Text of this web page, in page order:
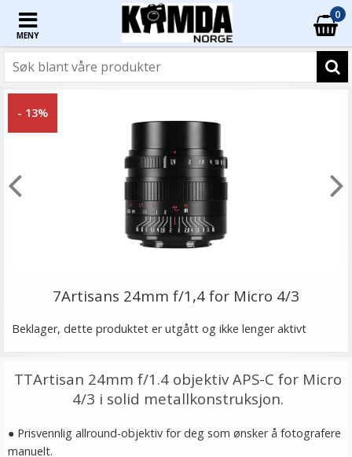
MENY
0
- 13%
7Artisans 24mm f/1,4 for Micro 4/3
Beklager, dette produktet er utgått og ikke lenger aktivt
TTArtisan 24mm f/1.4 objektiv APS-C for Micro
4/3 i solid metallkonstruksjon.
● Prisvennlig allround-objektiv for deg som ønsker å fotografere
manuelt.